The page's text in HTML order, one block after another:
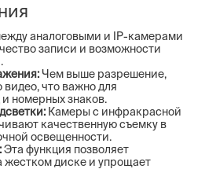
аналоговыми и IP-камерами
записи и возможности
Чем выше разрешение,
что важно для
номерных знаков.
Камеры с инфракрасной
качественную съемку в
освещенности.
Эта функция позволяет
жестком диске и упрощает